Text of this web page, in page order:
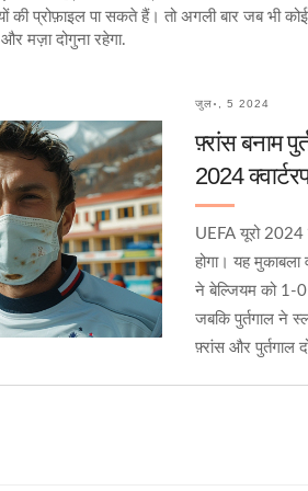
प्रोफ़ाइल पा सकते हैं। तो अगली बार जब भी
मज़ा दोगुना रहेगा.
जुल॰, 5 2024
फ़्रांस बनाम
2024
UEFA यूरो 2024
होगा। यह मुकाबला
ने बेल्जियम को 1-0
जबकि पुर्तगाल ने
फ़्रांस और पुर्तगाल